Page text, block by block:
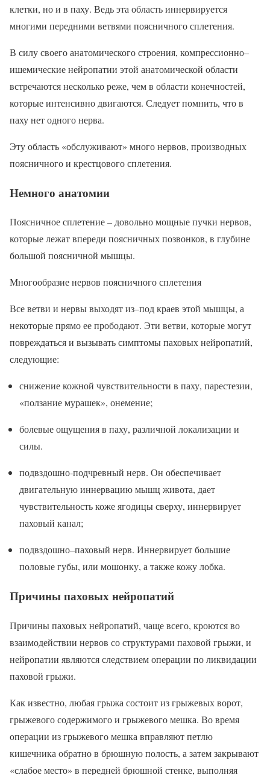
клетки, но и в паху. Ведь эта область иннервируется
многими передними ветвями поясничного сплетения.
В силу своего анатомического строения, компрессионно–
ишемические нейропатии этой анатомической области
встречаются несколько реже, чем в области конечностей,
которые интенсивно двигаются. Следует помнить, что в
паху нет одного нерва.
Эту область «обслуживают» много нервов, производных
поясничного и крестцового сплетения.
Немного анатомии
Поясничное сплетение – довольно мощные пучки нервов,
которые лежат впереди поясничных позвонков, в глубине
большой поясничной мышцы.
Многообразие нервов поясничного сплетения
Все ветви и нервы выходят из–под краев этой мышцы, а
некоторые прямо ее прободают. Эти ветви, которые могут
повреждаться и вызывать симптомы паховых нейропатий,
следующие:
снижение кожной чувствительности в паху, парестезии,
«ползание мурашек», онемение;
болевые ощущения в паху, различной локализации и
силы.
подвздошно-подчревный нерв. Он обеспечивает
двигательную иннервацию мышц живота, дает
чувствительность коже ягодицы сверху, иннервирует
паховый канал;
подвздошно–паховый нерв. Иннервирует большие
половые губы, или мошонку, а также кожу лобка.
Причины паховых нейропатий
Причины паховых нейропатий, чаще всего, кроются во
взаимодействии нервов со структурами паховой грыжи, и
нейропатии являются следствием операции по ликвидации
паховой грыжи.
Как известно, любая грыжа состоит из грыжевых ворот,
грыжевого содержимого и грыжевого мешка. Во время
операции из грыжевого мешка вправляют петлю
кишечника обратно в брюшную полость, а затем закрывают
«слабое место» в передней брюшной стенке, выполняя